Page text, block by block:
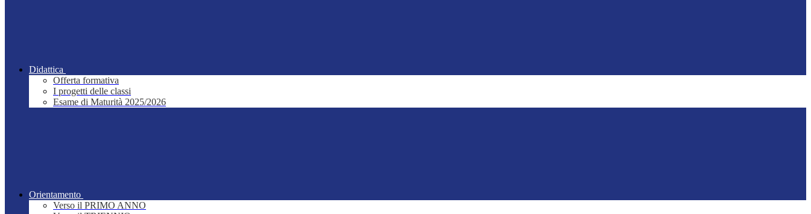
Didattica
Offerta formativa
I progetti delle classi
Esame di Maturità 2025/2026
Orientamento
Verso il PRIMO ANNO